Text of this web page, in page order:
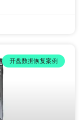
开盘数据恢复案例